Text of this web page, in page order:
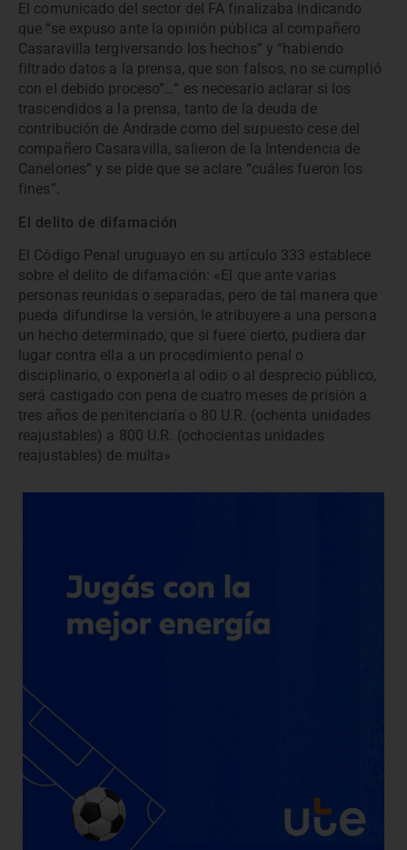
El comunicado del sector del FA finalizaba indicando
que “se expuso ante la opinión pública al compañero
Casaravilla tergiversando los hechos” y “habiendo
filtrado datos a la prensa, que son falsos, no se cumplió
con el debido proceso”…” es necesario aclarar si los
trascendidos a la prensa, tanto de la deuda de
contribución de Andrade como del supuesto cese del
compañero Casaravilla, salieron de la Intendencia de
Canelones” y se pide que se aclare “cuáles fueron los
fines”.
El delito de difamación
El Código Penal uruguayo en su artículo 333 establece
sobre el delito de difamación: «El que ante varias
personas reunidas o separadas, pero de tal manera que
pueda difundirse la versión, le atribuyere a una persona
un hecho determinado, que si fuere cierto, pudiera dar
lugar contra ella a un procedimiento penal o
disciplinario, o exponerla al odio o al desprecio público,
será castigado con pena de cuatro meses de prisión a
tres años de penitenciaría o 80 U.R. (ochenta unidades
reajustables) a 800 U.R. (ochocientas unidades
reajustables) de multa»